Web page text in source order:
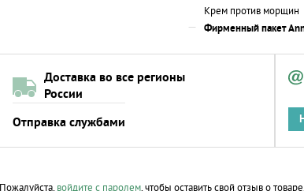
Крем против морщин
Фирменный пакет
Доставка во все регионы
России
Отправка службами
Пожалуйста, войдите с паролем, чтобы оставить свой отзыв о товаре.